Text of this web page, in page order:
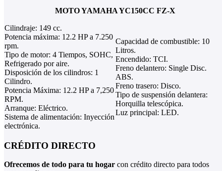
MOTO YAMAHA YC150CC FZ-X
Cilindraje: 149 cc.
Potencia máxima: 12.2 HP a 7.250
rpm.
Tipo de motor: 4 Tiempos, SOHC,
Refrigerado por aire.
Disposición de los cilindros: 1
Cilindro.
Potencia Máxima: 12.2 HP a 7,250
RPM.
Arranque: Eléctrico.
Sistema de alimentación: Inyección
electrónica.
Capacidad de combustible: 10
Litros.
Encendido: TCI.
Freno delantero: Single Disc.
ABS.
Freno trasero: Disco.
Tipo de suspensión delantera:
Horquilla telescópica.
Luz principal: LED.
CRÉDITO DIRECTO
Ofrecemos de todo para tu hogar con crédito directo para todos